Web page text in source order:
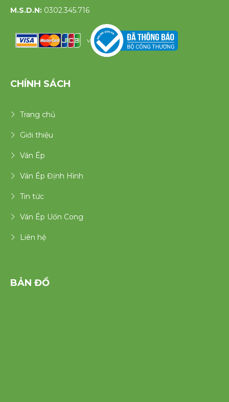
M.S.D.N: 0302.345.716
v
CHÍNH SÁCH
Trang chủ
Giới thiệu
Ván Ép
Ván Ép Định Hình
Tin tức
Ván Ép Uốn Cong
Liên hệ
BẢN ĐỒ